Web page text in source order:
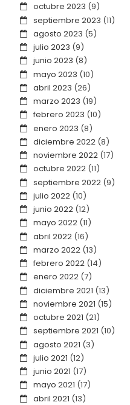
octubre 2023 (9)
septiembre 2023 (11)
agosto 2023 (5)
julio 2023 (9)
junio 2023 (8)
mayo 2023 (10)
abril 2023 (26)
marzo 2023 (19)
febrero 2023 (10)
enero 2023 (8)
diciembre 2022(8)
noviembre 2022(17)
octubre 2022(11)
septiembre 2022(9)
julio 2022(10)
junio 2022(12)
mayo 2022(11)
abril 2022(16)
marzo 2022(13)
febrero 2022(14)
enero 2022(7)
diciembre 2021 (13)
noviembre 2021 (15)
octubre 2021 (21)
septiembre 2021 (10)
agosto 2021 (3)
julio 2021 (12)
junio 2021 (17)
mayo 2021 (17)
abril 2021 (13)